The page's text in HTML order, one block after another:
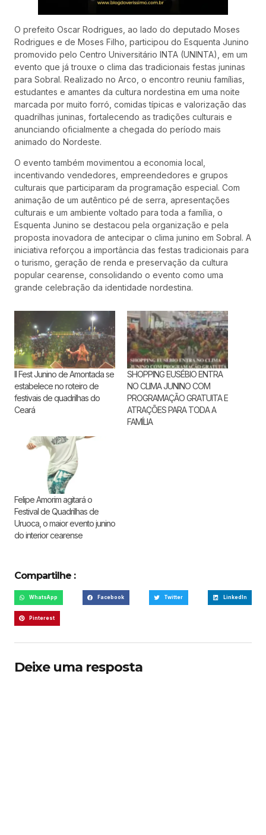
O prefeito Oscar Rodrigues, ao lado do deputado Moses
Rodrigues e de Moses Filho, participou do Esquenta Junino
promovido pelo Centro Universitário INTA (UNINTA), em um
evento que já trouxe o clima das tradicionais festas juninas
para Sobral. Realizado no Arco, o encontro reuniu famílias,
estudantes e amantes da cultura nordestina em uma noite
marcada por muito forró, comidas típicas e valorização das
quadrilhas juninas, fortalecendo as tradições culturais e
anunciando oficialmente a chegada do período mais
animado do Nordeste.
O evento também movimentou a economia local,
incentivando vendedores, empreendedores e grupos
culturais que participaram da programação especial. Com
animação de um autêntico pé de serra, apresentações
culturais e um ambiente voltado para toda a família, o
Esquenta Junino se destacou pela organização e pela
proposta inovadora de antecipar o clima junino em Sobral. A
iniciativa reforçou a importância das festas tradicionais para
o turismo, geração de renda e preservação da cultura
popular cearense, consolidando o evento como uma
grande celebração da identidade nordestina.
II Fest Junino de Amontada se
estabelece no roteiro de
festivais de quadrilhas do
Ceará
SHOPPING EUSÉBIO ENTRA
NO CLIMA JUNINO COM
PROGRAMAÇÃO GRATUITA E
ATRAÇÕES PARA TODA A
FAMÍLIA
Felipe Amorim agitará o
Festival de Quadrilhas de
Uruoca, o maior evento junino
do interior cearense
Compartilhe :
WhatsApp Facebook Twitter LinkedIn
Pinterest
Deixe uma resposta